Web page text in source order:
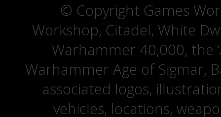
© Copyright Games
Workshop, Citadel, White
Warhammer 40,000, the
Warhammer Age of Sigmar,
associated logos,
vehicles, locations,